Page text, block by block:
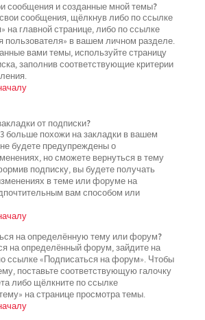
сообщения и созданные мной темы?
сообщения, щёлкнув либо по ссылке
на главной странице, либо по ссылке
пользователя» в вашем личном разделе.
вами темы, используйте страницу
заполнив соответствующие критерии
от подписки?
больше похожи на закладки в вашем
будете предупреждены о
но сможете вернуться в тему
подписку, вы будете получать
в теме или форуме на
вам способом или
на определённую тему или форум?
на определённый форум, зайдите на
ссылке «Подписаться на форум». Чтобы
поставьте соответствующую галочку
либо щёлкните по ссылке
на странице просмотра темы.